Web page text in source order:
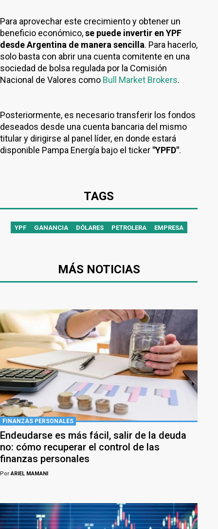
Para aprovechar este crecimiento y obtener un
beneficio económico,se puede invertir en YPF
desde Argentina de manera sencilla. Para hacerlo,
solo basta con abrir una cuenta comitente en una
sociedad de bolsa regulada por la Comisión
Nacional de Valores como Bull Market Brokers.
Posteriormente, es necesario transferir los fondos
deseados desde una cuenta bancaria del mismo
titular y dirigirse al panel líder, en donde estará
disponible Pampa Energía bajo el ticker "YPFD".
TAGS
YPF GANANCIA DÓLARES PETROLERA EMPRESA
MÁS NOTICIAS
FINANZAS PERSONALES
Endeudarse es más fácil, salir de la deuda
no: cómo recuperar el control de las
finanzas personales
PorARIEL MAMANI